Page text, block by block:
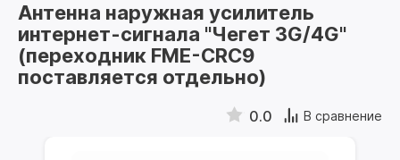
Антенна наружная усилитель
интернет-сигнала "Чегет 3G/4G"
(переходник FME-CRC9
поставляется отдельно)
0.0 В сравнение